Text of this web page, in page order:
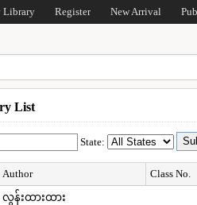
Library Register New Arrival
List
State:
Author
Class No.
လွန်းထားထား